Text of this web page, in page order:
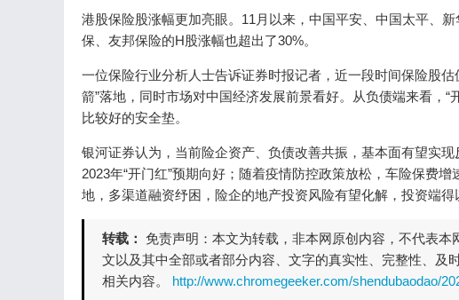
港股保险股涨幅更加亮眼。11月以来，中国平安、中国太平、
保、友邦保险的H股涨幅也超出了30%。
一位保险行业分析人士告诉证券时报记者，近一段时间保险股
箭”落地，同时市场对中国经济发展前景看好。从负债端来看，
比较好的安全垫。
银河证券认为，当前险企资产、负债改善共振，基本面有望实
2023年“开门红”预期向好；随着疫情防控政策放松，车险保费
地，多渠道融资纾困，险企的地产投资风险有望化解，投资端得
转载： 免责声明：本文为转载，非本网原创内容，不代表
文以及其中全部或者部分内容、文字的真实性、完整性、
相关内容。 http://www.chromegeeker.com/shendubaodao/